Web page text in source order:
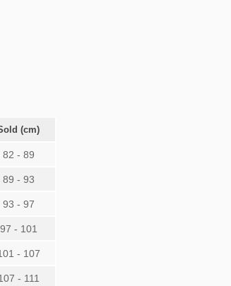
(cm)
82 - 89
89 - 93
93 - 97
97 - 101
- 107
- 111